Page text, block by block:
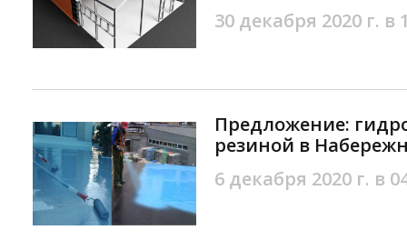
30 декабря 2020 г. в
Предложение:
резиной в
6 декабря 2020 г. в